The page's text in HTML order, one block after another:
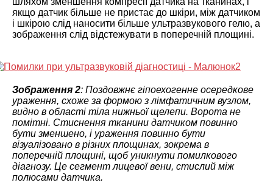
якщо датчик більше не пристає до шкіри, між датчиком
і шкірою слід наносити більше ультразвукового гелю, а
зображення слід відстежувати в поперечній площині.
Зображення 2: Поздовжнє гіпоехогенне осередкове
ураження, схоже за формою з лімфатичним вузлом,
видно в області тіла нижньої щелепи. Ворота не
помітні. Стиснення тканини датчиком повинно
бути зменшено, і ураження повинно бути
візуалізовано в різних площинах, зокрема в
поперечній площині, щоб уникнути помилкового
діагнозу. Це сегмент лицевої вени, стислий між
полюсами датчика.